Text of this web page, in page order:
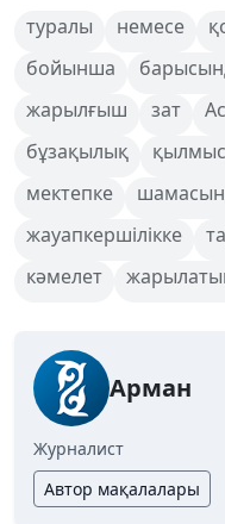
туралы немесе
бойынша
жарылғыш
зат
бұзақылық
мектепке
жауапкершілікке
кәмелет
Арман
Журналист
Автор мақалалары